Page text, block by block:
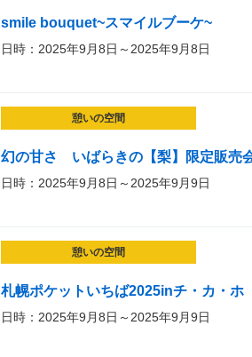
smile bouquet~スマイルブーケ~
日時：2025年9月8日～2025年9月8日
憩いの空間
幻の甘さ いばらきの【梨】限定販売
日時：2025年9月8日～2025年9月9日
憩いの空間
札幌ポケットいちば2025inチ・カ・ホ
日時：2025年9月8日～2025年9月9日